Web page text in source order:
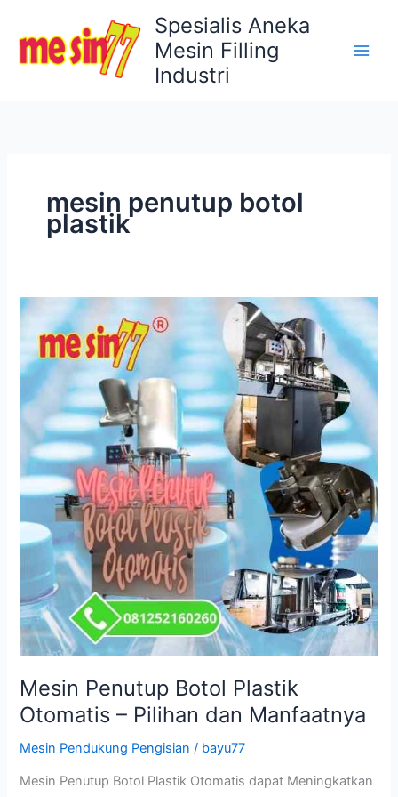
konten
Spesialis Aneka
Mesin Filling
Industri
mesin penutup botol
plastik
Mesin Penutup Botol Plastik
Otomatis – Pilihan dan Manfaatnya
Mesin Pendukung Pengisian / bayu77
Mesin Penutup Botol Plastik Otomatis dapat Meningkatkan